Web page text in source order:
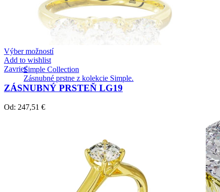
Simple Collection
Zásnubné prstne z kolekcie Simple.
Výber možností
Add to wishlist
Zavrieť
ZÁSNUBNÝ PRSTEŇ LG19
Od: 247,51 €